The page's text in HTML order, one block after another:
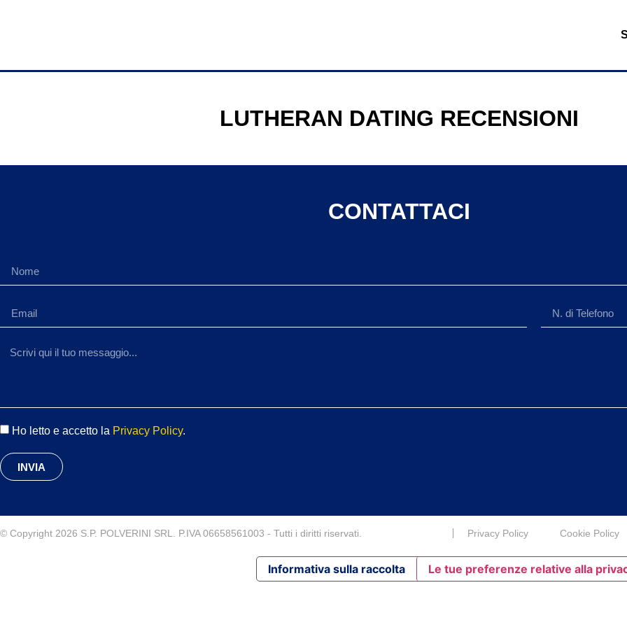
LUTHERAN DATING RECENSIONI
CONTATTACI
Ho letto e accetto la Privacy Policy.
INVIA
© Copyright 2026 S.P. POLVERINI SRL. P.IVA 06658561003 - Tutti i diritti riservati. Privacy Policy Cookie Policy
Informativa sulla raccolta Le tue preferenze relative alla